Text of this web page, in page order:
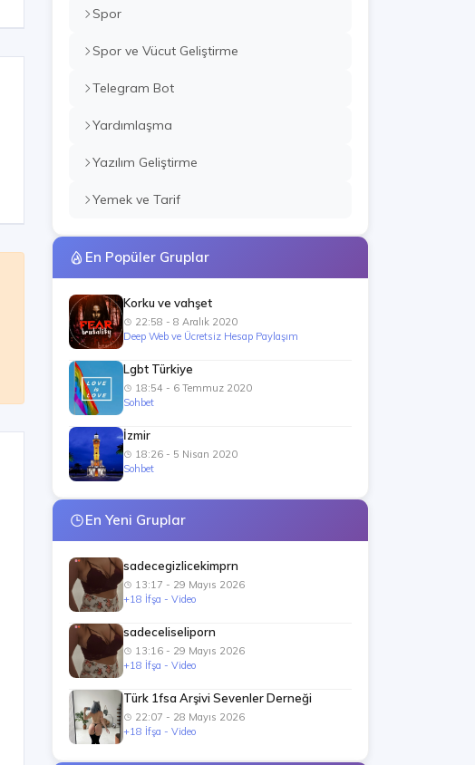
Spor
Spor ve Vücut Geliştirme
Telegram Bot
Yardımlaşma
Yazılım Geliştirme
Yemek ve Tarif
En Popüler Gruplar
Korku ve vahşet
22:58 - 8 Aralık 2020
Deep Web ve Ücretsiz Hesap Paylaşım
Lgbt Türkiye
18:54 - 6 Temmuz 2020
Sohbet
İzmir
18:26 - 5 Nisan 2020
Sohbet
En Yeni Gruplar
sadecegizlicekimprn
13:17 - 29 Mayıs 2026
+18 İfşa - Video
sadeceliseliporn
13:16 - 29 Mayıs 2026
+18 İfşa - Video
Türk 1fsa Arşivi Sevenler Derneği
22:07 - 28 Mayıs 2026
+18 İfşa - Video